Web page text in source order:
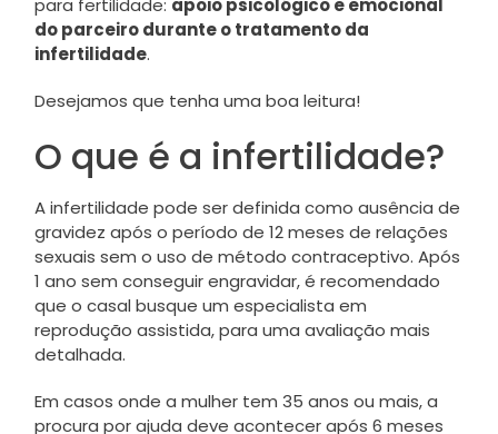
para fertilidade: apoio psicológico e emocional
do parceiro durante o tratamento da
infertilidade.
Desejamos que tenha uma boa leitura!
O que é a infertilidade?
A infertilidade pode ser definida como ausência de
gravidez após o período de 12 meses de relações
sexuais sem o uso de método contraceptivo. Após
1 ano sem conseguir engravidar, é recomendado
que o casal busque um especialista em
reprodução assistida, para uma avaliação mais
detalhada.
Em casos onde a mulher tem 35 anos ou mais, a
procura por ajuda deve acontecer após 6 meses